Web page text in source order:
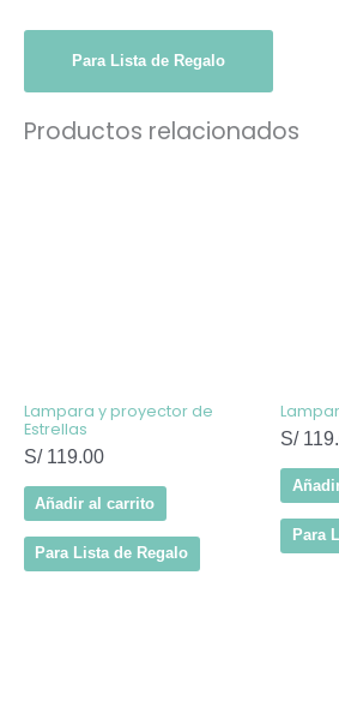
Para Lista de Regalo
Productos relacionados
Lampara y proyector de
Estrellas
S/119.00
Añadir al carrito
Para Lista de Regalo
S/
Para